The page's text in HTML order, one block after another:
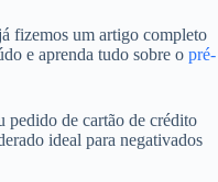
fizemos um artigo completo
e aprenda tudo sobre o pré-
pedido de cartão de crédito
ideal para negativados